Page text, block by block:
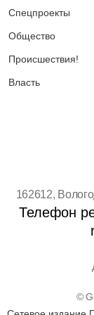
Спецпроекты
Общество
Происшествия!
Власть
162612,
Телефон
©